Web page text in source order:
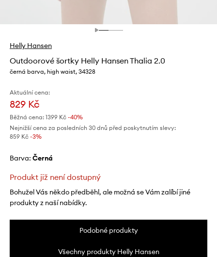
Helly Hansen
Outdoorové šortky Helly Hansen Thalia 2.0
černá barva, high waist, 34328
Aktuální cena:
829 Kč
Běžná cena: 1399 Kč -40%
Nejnižší cena za posledních 30 dnů před poskytnutím slevy:
859 Kč -3%
Barva: černá
Produkt již není dostupný
Bohužel Vás někdo předběhl, ale možná se Vám zalíbí jiné
produkty z naší nabídky.
Podobné produkty
Všechny produkty Helly Hansen